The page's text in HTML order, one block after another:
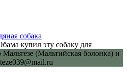
собака
купил эту собаку для
(Мальтийская болонка) и